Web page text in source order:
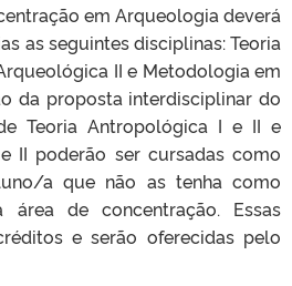
em Arqueologia deverá
as seguintes disciplinas: Teoria
II e Metodologia em
da proposta interdisciplinar do
Teoria Antropológica I e II e
II poderão ser cursadas como
a que não as tenha como
área de concentração. Essas
e serão oferecidas pelo